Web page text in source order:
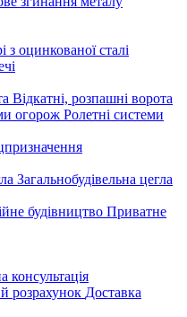
з оцинкованої сталі
Відкатні, розпашні ворота
огорож Ролетні системи
Загальнобудівельна цегла
будівництво Приватне
консультація
розрахунок Доставка